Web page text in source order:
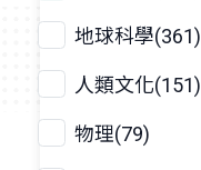
地球科學(361)
人類文化(151)
物理(79)